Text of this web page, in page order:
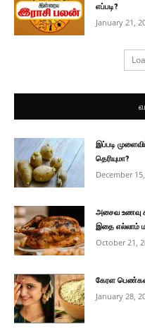
எப்படி?
January 21,
இப்படி
தெரியுமா?
December
அசைவ உணவு
இதை எல்லாம்
October 21,
கேரள
January 28,